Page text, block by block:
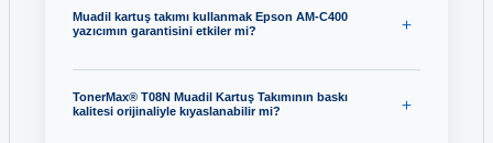
Muadil kartuş takımı kullanmak Epson AM-C400
yazıcımın garantisini etkiler mi?
TonerMax® T08N Muadil Kartuş Takımının baskı
kalitesi orijinaliyle kıyaslanabilir mi?